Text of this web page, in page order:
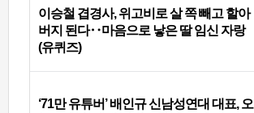
이승철 겹경사, 위고비로 살 쪽 빼고 할아
버지 된다‥마음으로 낳은 딸 임신 자랑
(유퀴즈)
‘71만 유튜버’ 배인규 신남성연대 대표, 오